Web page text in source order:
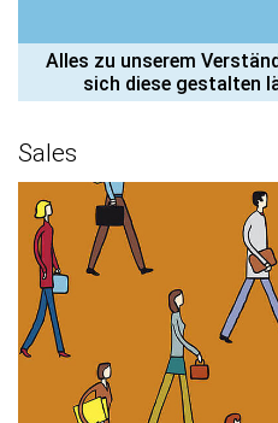
sich diese gestalten
Sales